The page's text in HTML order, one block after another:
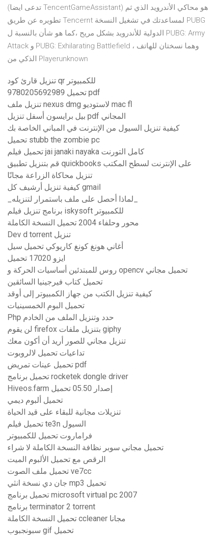
(تدعى ايضا TencentGameAssistant) هو محاكي الأندرويد الذي ثم
تطويره عن طريق Tencernt لمساعدتك في تشغيل النسخة PUBG
الدولية للأندرويد بشكل مريح ،كما هو شأن بالنسبة ل PUBG: Army
Attack و PUBG: Exhilarating Battlefield ، وهما نسختان للهاتف
الذكي من Playerunknown
تنزيل قارئ كود qr للكمبيوتر
9780205692989 تحميل pdf
تنزيل ملف nexus dmg لاستوديو mac fl
بيل برايسون أسفل تنزيل pdf المجاني
كيفية تنزيل السيول من الإنترنت في المباني الخاصة بك
تحميل stubb the zombie pc
تحميل فيلم jai janaki nayaka كامل التورنت
قم بتنزيل تطبيق quickbooks على الإنترنت لسطح المكتب
تنزيل محاكاة الزراعة مجانًا
كيفية تنزيل أرشيف كل gmail
برنامج تنزيل فيلم iskysoft للكمبيوتر
محور وحلفاء 2004 تحميل النسخة الكاملة
Dev d torrent تنزيل
أغاني هونغ كونغ كاريوكي تحميل سيل
ايزو 17020 تحميل
روس للمبتدئين أساسيات الحركة و opencv تحميل مجاني
تحميل كتاب فيرجينيا السائقين
كيفية تنزيل الكتب من جهاز الكمبيوتر إلى أوقد
تحميل البوم الخمسينيات
Php حدد وتنزيل الملف من الخادم
لن يقوم firefox بتنزيل ملفات giphy
تنزيل مجاني للصور أريد أن أكون معك
تداعيات تحميل لالروبوت
تحميل عينات تمريض pdf
تحميل برنامج rocketek dongle driver
Hiveos.farm إصدار 05.50 تحميل
تحميل ألبوم ديمي
تنزيلات مجانية للبقاء على قيد الحياة
تحميل فيلم te3n السيول
فراماروت تحميل للكمبيوتر
تحميل مجاني سوبر نظافة النسخة الكاملة لا شراء
الرقص مع تحميل الألبوم الميت
تحميل ملف الصوت ve7cc
جان دي نسخة انثي mp3 تحميل
تحميل برنامج microsoft virtual pc 2007
برنامج terminator 2 torrent
تحميل النسخة الكاملة ccleaner مجانا
سبونجبوب gif تحميل